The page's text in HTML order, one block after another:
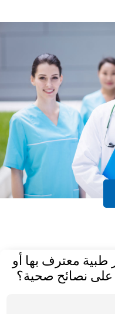
معترف بها أو
نصائح صحية؟